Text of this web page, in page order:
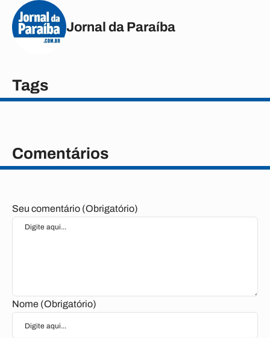
Jornal da Paraíba
Tags
Comentários
Seu comentário (Obrigatório)
Nome (Obrigatório)